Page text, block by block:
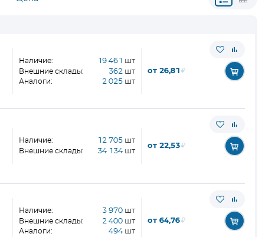
Наличие: 19 461 шт
Внешние склады: 362 шт
Аналоги: 2 025 шт
от 26,81 ₽
Наличие: 12 705 шт
Внешние склады: 34 134 шт
от 22,53₽
Наличие: 3 970 шт
Внешние склады: 2 400 шт
Аналоги: 494 шт
от 64,76₽